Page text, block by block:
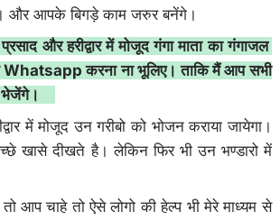
और आपके बिगड़े काम जरुर बनेंगे।
और हरीद्वार में मोजूद गंगा माता का गंगाजल
करना ना भूलिए। ताकि मैं आप सभी
भेजेंगे।
में मोजूद उन गरीबो को भोजन कराया जायेगा।
खासे दीखते है। लेकिन फिर भी उन भण्डारो में
आप चाहे तो ऐसे लोगो की हेल्प भी मेरे माध्यम से